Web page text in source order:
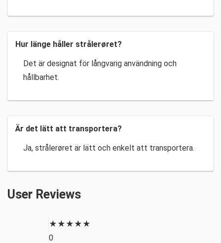
Hur länge håller strålerøret?
Det är designat för långvarig användning och
hållbarhet.
Är det lätt att transportera?
Ja, strålerøret är lätt och enkelt att transportera.
User Reviews
★ ★ ★ ★ ★
0